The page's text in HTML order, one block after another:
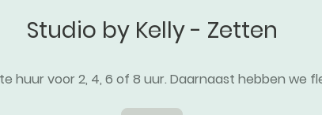
Studio by Kelly - Zetten
huur voor 2, 4, 6 of 8 uur. Daarnaast hebben we